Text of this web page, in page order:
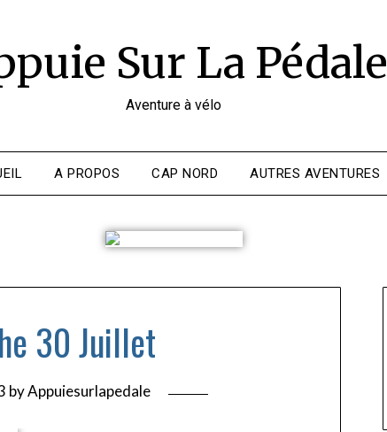
Sur La Pédale
Aventure à vélo
A PROPOS CAP NORD AUTRES AVENTURES
30 Juillet
byAppuiesurlapedale